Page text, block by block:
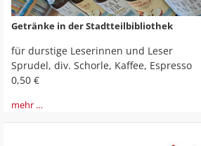
Getränke in der Stadtteilbibliothek
für durstige Leserinnen und Leser
Sprudel, div. Schorle, Kaffee, Espresso
0,50 €
mehr …